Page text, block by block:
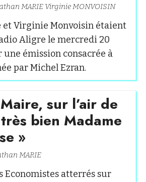
MARIE Virginie MONVOISIN
et Virginie Monvoisin étaient
Aligre le mercredi 20
émission consacrée à
par Michel Ezran.
sur l’air de
bien Madame
»
MARIE
Economistes atterrés sur